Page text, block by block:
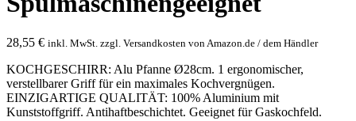
28,55 € inkl. MwSt. zzgl. Versandkosten von Amazon.de / dem Händler
KOCHGESCHIRR: Alu Pfanne Ø28cm. 1 ergonomischer,
verstellbarer Griff für ein maximales Kochvergnügen.
EINZIGARTIGE QUALITÄT: 100% Aluminium mit
Kunststoffgriff. Antihaftbeschichtet. Geeignet für Gaskochfeld.